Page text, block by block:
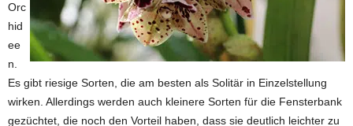
Orc
hid
ee
n.
Es gibt riesige Sorten, die am besten als Solitär in Einzelstellung
wirken. Allerdings werden auch kleinere Sorten für die Fensterbank
gezüchtet, die noch den Vorteil haben, dass sie deutlich leichter zu